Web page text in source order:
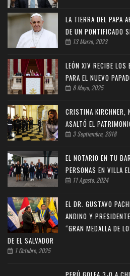
LA TIERRA DEL PAPA
DE UN PONTIFICADO
13 Marzo, 2023
LEÓN XIV RECIBE LOS
PARA EL NUEVO
8 Mayo, 2025
CRISTINA KIRCHNER,
ASALTÓ EL
3 Septiembre, 2018
EL NOTARIO EN TU
PERSONAS EN VILLA
11 Agosto, 2024
EL DR. GUSTAVO
ANDINO Y
“GRAN MEDALLA DE
DE EL SALVADOR
1 Octubre, 2025